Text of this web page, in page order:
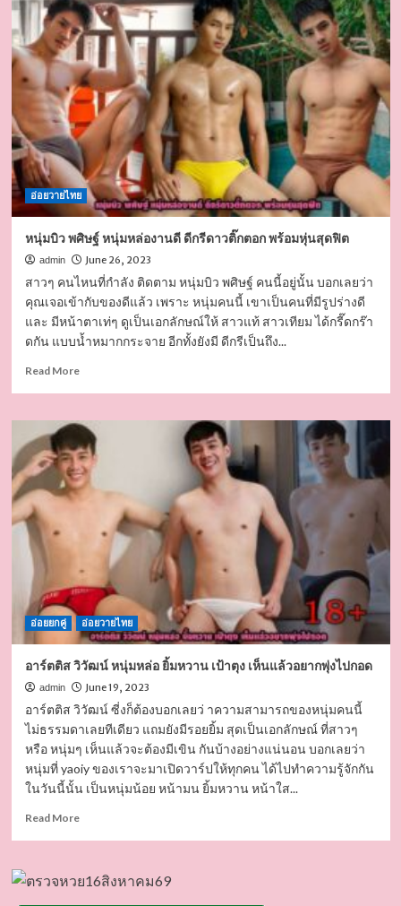
mz
mkz
ที่
สาว
ๆ
ชอบ
ดี
หน้า
เด่น
จน
ต้อง
ขอ
เปิด
วาร์
ป
อ่อยวายไทย
หนุ่มบิว พศิษฐ์ หนุ่มหล่องานดี ดีกรีดาวติ๊กตอก พร้อมหุ่นสุดฟิต
admin June 26, 2023
สาวๆ คนไหนที่กำลัง ติดตาม หนุ่มบิว พศิษฐ์ คนนี้อยู่นั้น บอกเลยว่า
คุณเจอเข้ากับของดีแล้ว เพราะ หนุ่มคนนี้ เขาเป็นคนที่มีรูปร่างดี
และ มีหน้าตาเท่ๆ ดูเป็นเอกลักษณ์ให้ สาวแท้ สาวเทียม ได้กรี๊ดกร๊า
ดกัน แบบน้ำหมากกระจาย อีกทั้งยังมี ดีกรีเป็นถึง...
Read MoreRead
หนุ่ม
บิว
พศิษฐ์
หนุ่ม
หล่อ
งาน
ดาว
ติ๊ก
ตอก
พร้อม
หุ่น
สุด
ฟิต
อ่อยยกคู่ อ่อยวายไทย
อาร์ตติส วิวัฒน์ หนุ่มหล่อ ยิ้มหวาน เป้าตุง เห็นแล้วอยากพุ่งไปกอด
admin June 19, 2023
อาร์ตติส วิวัฒน์ ซี่งก็ต้องบอกเลยว่ าความสามารถของหนุ่มคนนี้
ไม่ธรรมดาเลยทีเดียว แถมยังมีรอยยิ้ม สุดเป็นเอกลักษณ์ ที่สาวๆ
หรือ หนุ่มๆ เห็นแล้วจะต้องมีเขิน กันบ้างอย่างแน่นอน บอกเลยว่า
หนุ่มที่ yaoiy ของเราจะมาเปิดวาร์ปให้ทุกคน ได้ไปทำความรู้จักกัน
ในวันนี้นั้น เป็นหนุ่มน้อย หน้ามน ยิ้มหวาน หน้าใส...
Read MoreRead
ติส